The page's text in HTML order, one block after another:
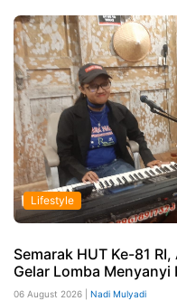
Lifestyle
Semarak HUT Ke-81
Gelar Lomba Menyanyi
06 August 2026 | Nadi Mulyadi